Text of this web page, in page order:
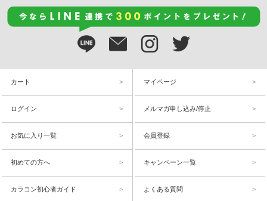
カート マイページ
ログイン メルマガ申し込み/停止
お気に入り一覧 会員登録
初めての方へ キャンペーン一覧
カラコン初心者ガイド よくある質問